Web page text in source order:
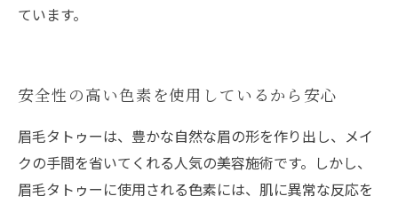
ています。
安全性の高い色素を使用しているから安心
眉毛タトゥーは、豊かな自然な眉の形を作り出し、メイ
クの手間を省いてくれる人気の美容施術です。しかし、
眉毛タトゥーに使用される色素には、肌に異常な反応を